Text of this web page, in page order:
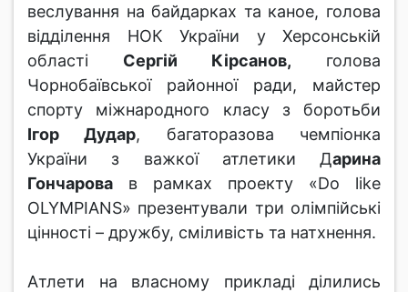
веслування на байдарках та каное, голова
відділення НОК України у Херсонській
області Сергій Кірсанов, голова
Чорнобаївської районної ради, майстер
спорту міжнародного класу з боротьби
Ігор Дудар, багаторазова чемпіонка
України з важкої атлетики Дарина
Гончарова в рамках проекту «Do like
OLYMPIANS» презентували три олімпійські
цінності – дружбу, сміливість та натхнення.
Атлети на власному прикладі ділились